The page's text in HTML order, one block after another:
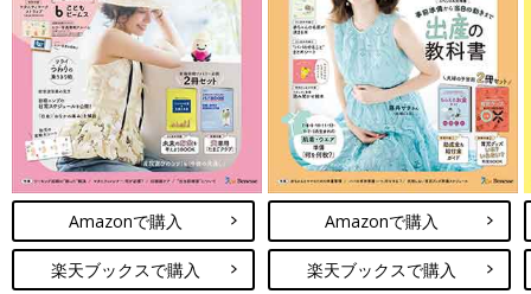
Amazonで購入
楽天ブックスで購入
Amazonで購入
楽天ブックスで購入